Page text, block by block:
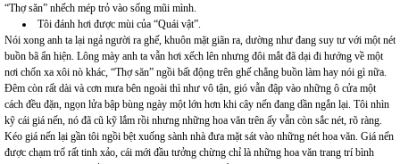
“Thợ săn” nhếch mép trỏ vào sống mũi mình.
Tôi đánh hơi được mùi của “Quái vật”.
Nói xong anh ta lại ngả người ra ghế, khuôn mặt giãn ra, dường như đang suy tư với một nét
buồn bã ẩn hiện. Lông mày anh ta vẫn hơi xếch lên nhưng đôi mắt đã dại đi hướng về một
nơi chốn xa xôi nò khác, “Thợ săn” ngồi bất động trên ghế chẳng buồn làm hay nói gì nữa.
Đêm còn rất dài và cơn mưa bên ngoài thì như vô tận, gió vẫn đập vào những ô cửa một
cách đều đặn, ngọn lửa bập bùng ngày một lớn hơn khi cây nến đang dần ngắn lại. Tôi nhìn
kỹ cái giá nến, nó đã cũ kỹ lắm rồi nhưng những hoa văn trên ấy vẫn còn sắc nét, rõ ràng.
Kéo giá nến lại gần tôi ngồi bệt xuống sành nhà đưa mặt sát vào những nét hoa văn. Giá nến
được chạm trổ rất tinh xảo, cái mới đầu tưởng chừng chỉ là những hoa văn trang trí bình